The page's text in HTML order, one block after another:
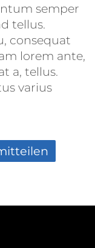
semper
tellus.
consequat
lorem ante,
a, tellus.
varius